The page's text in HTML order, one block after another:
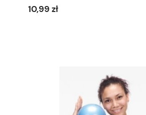
10,99 zł